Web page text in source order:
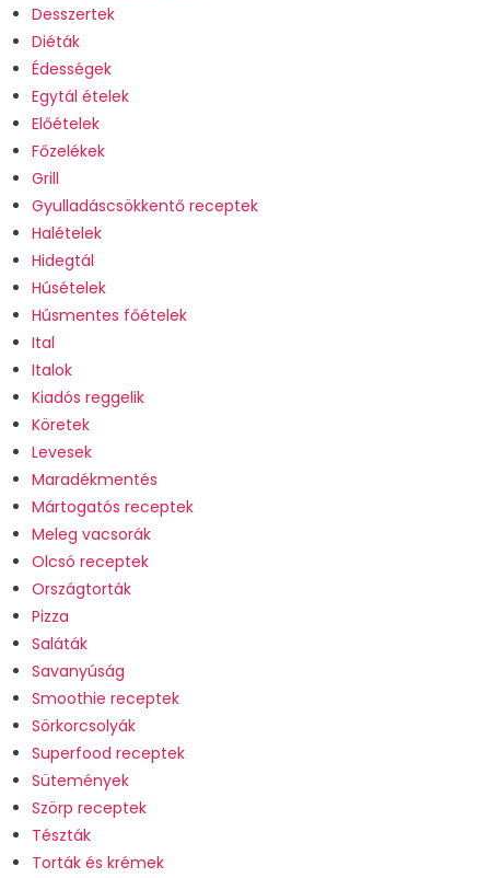
Desszertek
Diéták
Édességek
Egytál ételek
Előételek
Főzelékek
Grill
Gyulladáscsökkentő receptek
Halételek
Hidegtál
Húsételek
Húsmentes főételek
Ital
Italok
Kiadós reggelik
Köretek
Levesek
Maradékmentés
Mártogatós receptek
Meleg vacsorák
Olcsó receptek
Országtorták
Pizza
Saláták
Savanyúság
Smoothie receptek
Sörkorcsolyák
Superfood receptek
Sütemények
Szörp receptek
Tészták
Torták és krémek